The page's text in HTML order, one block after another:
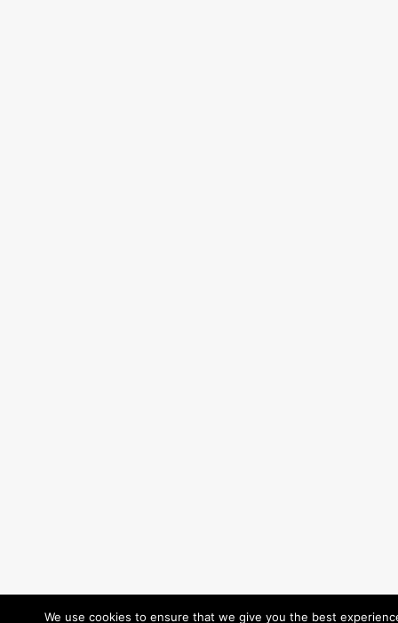
We use cookies to ensure that we give you the best